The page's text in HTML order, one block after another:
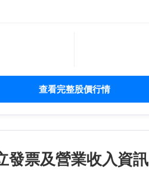
查看完整股價行情
發票及營業收入資訊